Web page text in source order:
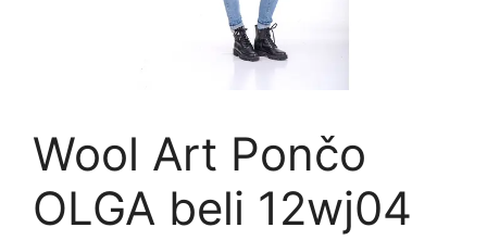
Wool Art Pončo
OLGA beli 12wj04